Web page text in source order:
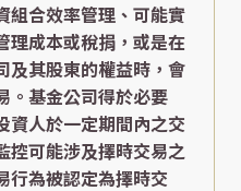
組合效率管理、可能實
理成本或稅捐，或是在
及其股東的權益時，會
。基金公司得於必要
資人於一定期間內之交
控可能涉及擇時交易之
行為被認定為擇時交